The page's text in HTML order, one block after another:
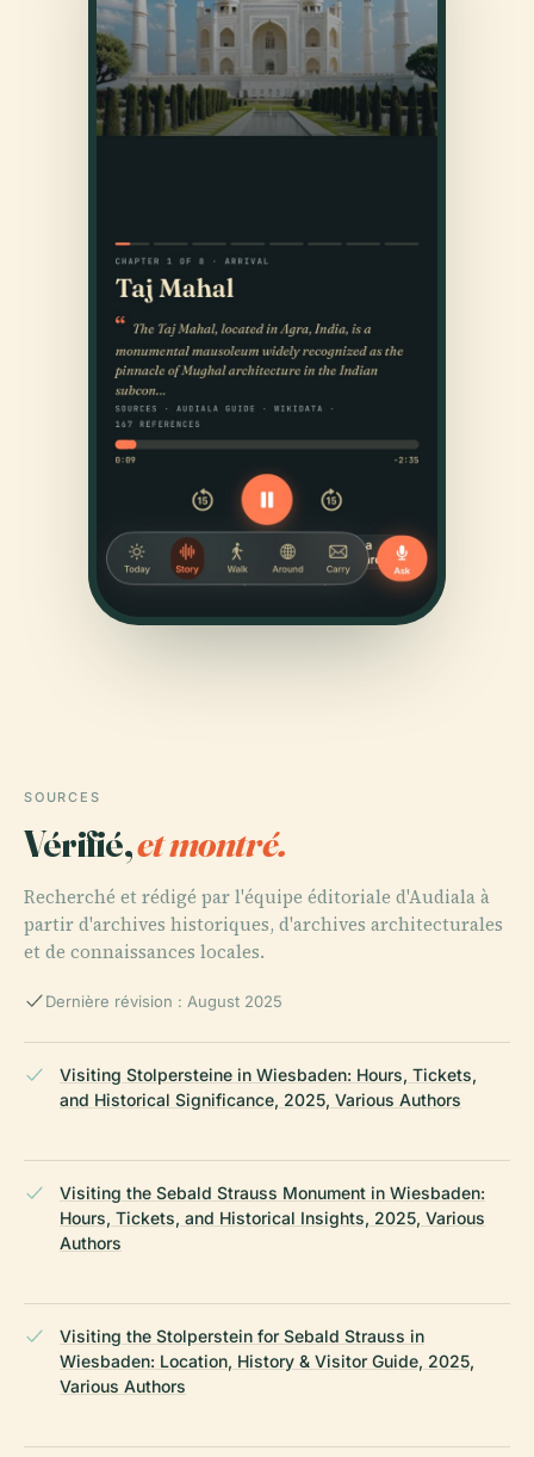
SOURCES
Vérifié,et montré.
Recherché et rédigé par l'équipe éditoriale d'Audiala à
partir d'archives historiques, d'archives architecturales
et de connaissances locales.
Dernière révision : August 2025
Visiting Stolpersteine in Wiesbaden: Hours, Tickets,
and Historical Significance, 2025, Various Authors
Visiting the Sebald Strauss Monument in Wiesbaden:
Hours, Tickets, and Historical Insights, 2025, Various
Authors
Visiting the Stolperstein for Sebald Strauss in
Wiesbaden: Location, History & Visitor Guide, 2025,
Various Authors